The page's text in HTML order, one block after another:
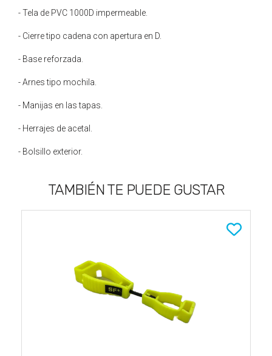
- Tela de PVC 1000D impermeable.
- Cierre tipo cadena con apertura en D.
- Base reforzada.
- Arnes tipo mochila.
- Manijas en las tapas.
- Herrajes de acetal.
- Bolsillo exterior.
TAMBIÉN TE PUEDE GUSTAR